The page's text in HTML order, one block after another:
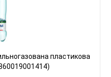
пластикова